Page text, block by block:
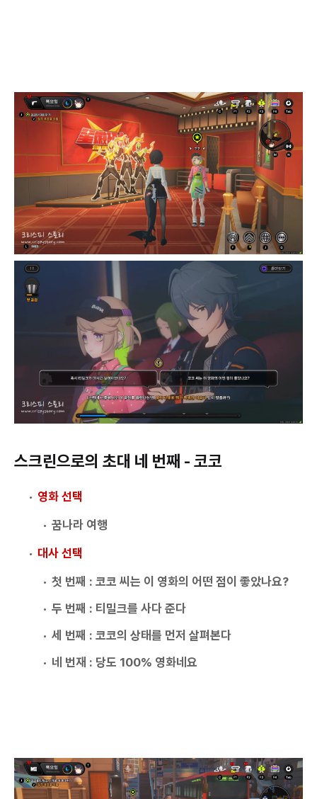
스크린으로의 초대 네 번째 - 코코
영화 선택
꿈나라 여행
대사 선택
첫 번째 : 코코 씨는 이 영화의 어떤 점이 좋았나요?
두 번째 : 티밀크를 사다 준다
세 번째 : 코코의 상태를 먼저 살펴본다
네 번재 : 당도 100% 영화네요